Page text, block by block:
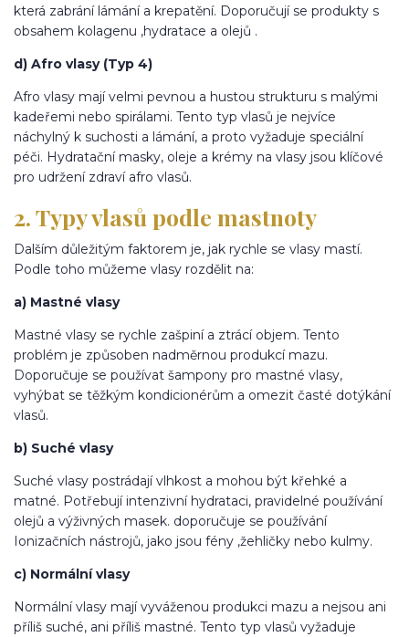
která zabrání lámání a krepatění. Doporučují se produkty s
obsahem kolagenu ,hydratace a olejů .
d) Afro vlasy (Typ 4)
Afro vlasy mají velmi pevnou a hustou strukturu s malými
kadeřemi nebo spirálami. Tento typ vlasů je nejvíce
náchylný k suchosti a lámání, a proto vyžaduje speciální
péči. Hydratační masky, oleje a krémy na vlasy jsou klíčové
pro udržení zdraví afro vlasů.
2. Typy vlasů podle mastnoty
Dalším důležitým faktorem je, jak rychle se vlasy mastí.
Podle toho můžeme vlasy rozdělit na:
a) Mastné vlasy
Mastné vlasy se rychle zašpiní a ztrácí objem. Tento
problém je způsoben nadměrnou produkcí mazu.
Doporučuje se používat šampony pro mastné vlasy,
vyhýbat se těžkým kondicionérům a omezit časté dotýkání
vlasů.
b) Suché vlasy
Suché vlasy postrádají vlhkost a mohou být křehké a
matné. Potřebují intenzivní hydrataci, pravidelné používání
olejů a výživných masek. doporučuje se používání
Ionizačních nástrojů, jako jsou fény ,žehličky nebo kulmy.
c) Normální vlasy
Normální vlasy mají vyváženou produkci mazu a nejsou ani
příliš suché, ani příliš mastné. Tento typ vlasů vyžaduje